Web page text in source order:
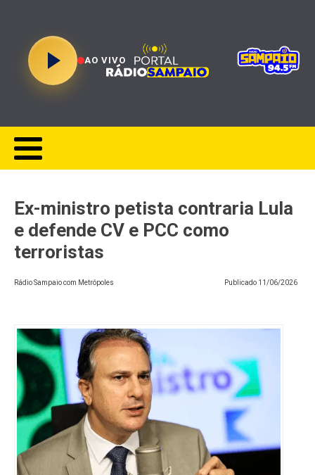
AO VIVO
Ex-ministro petista contraria Lula
e defende CV e PCC como
terroristas
Rádio Sampaio com Metrópoles Publicado 11/06/2026